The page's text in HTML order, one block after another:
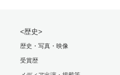
<歴史>
歴史・写真・映像
受賞歴